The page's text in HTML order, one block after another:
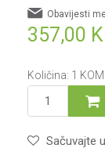
357,00
Obavijesti
Količina: 1 KOM
Sačuvajte